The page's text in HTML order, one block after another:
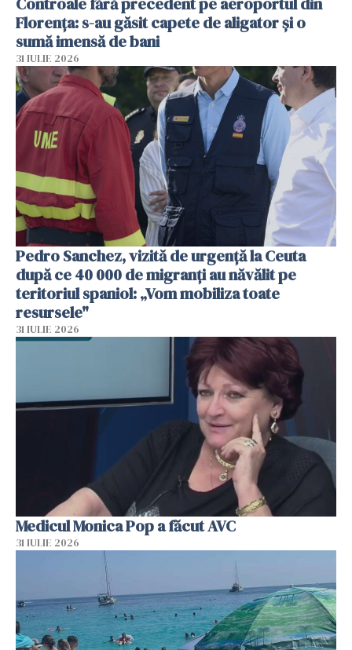
Florența: s-au găsit capete de aligator și o
sumă imensă de bani
31 IULIE 2026
Pedro Sanchez, vizită de urgență la Ceuta
după ce 40 000 de migranți au năvălit pe
teritoriul spaniol: „Vom mobiliza toate
resursele"
31 IULIE 2026
Medicul Monica Pop a făcut AVC
31 IULIE 2026